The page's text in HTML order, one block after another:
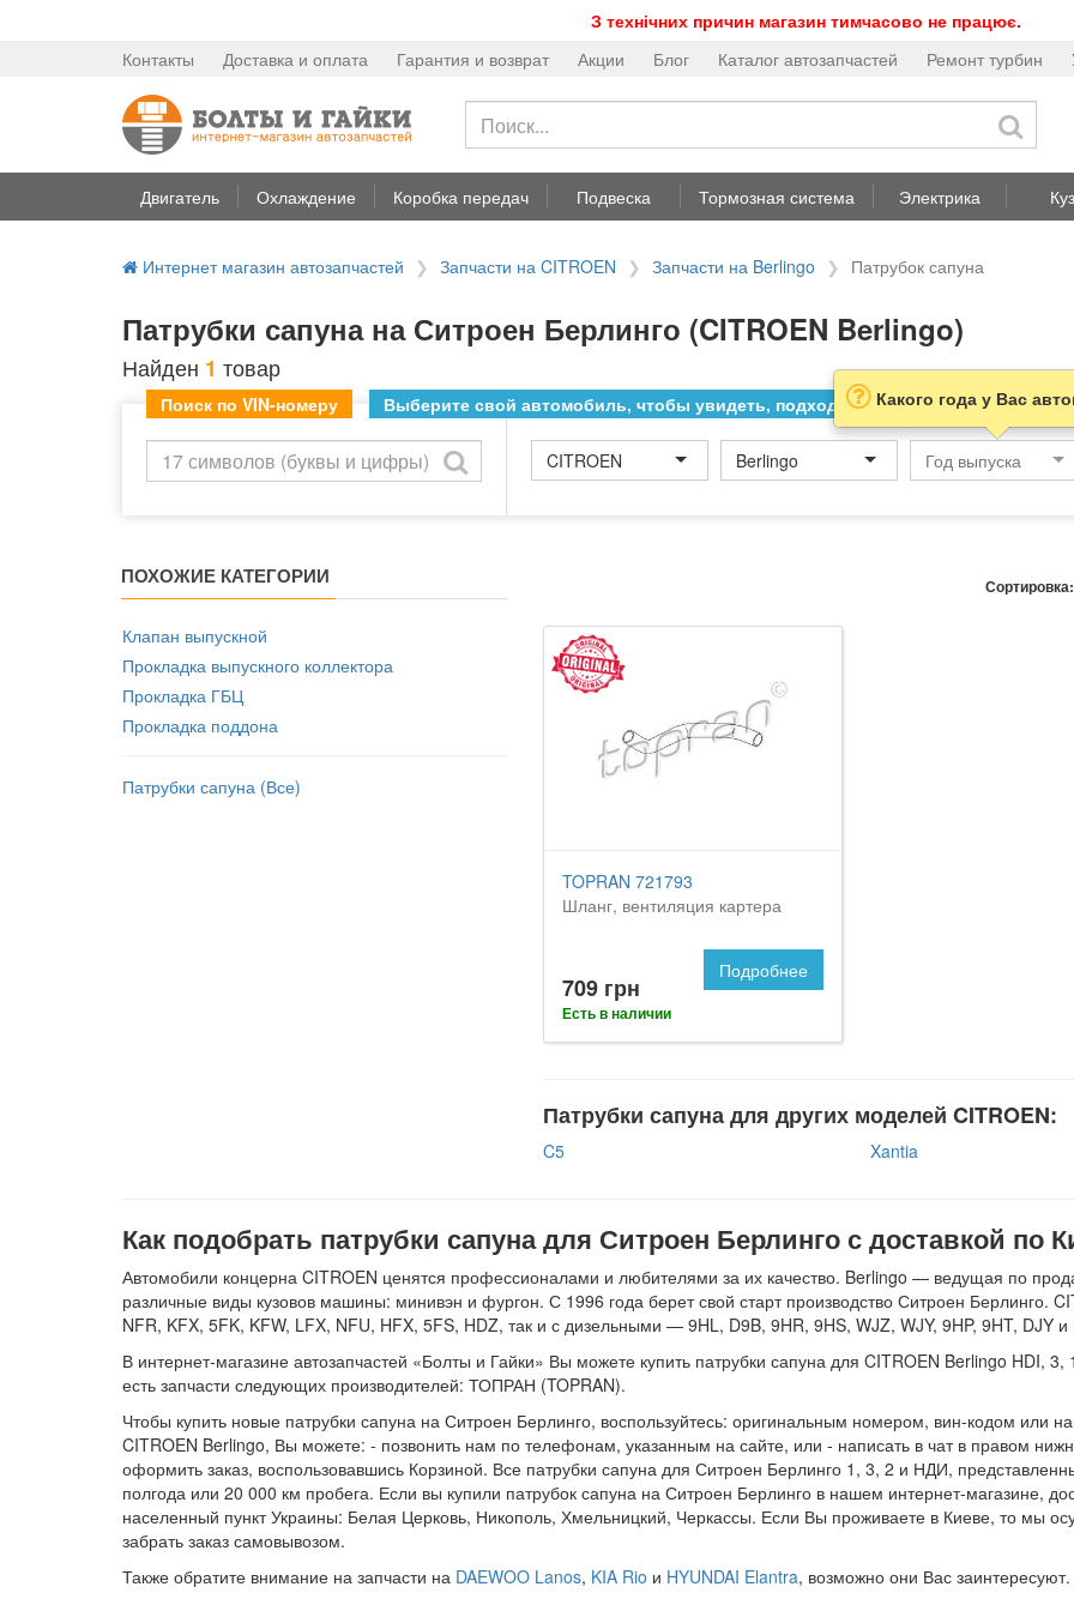
З технічних причин магазин тимчасово не працює.
Контакты Доставка и оплата Гарантия и возврат Акции Блог Каталог автозапчастей Ремонт турбин
Двигатель Охлаждение Коробка передач Подвеска Тормозная система Электрика
Интернет магазин автозапчастей Запчасти на CITROEN Запчасти на Berlingo Патрубок сапуна
Патрубки сапуна на Ситроен Берлинго (CITROEN Berlingo)
Найден 1 товар
Поиск по VIN-номеру Выберите свой автомобиль, чтобы увидеть, подходит ли товар к нему
CITROEN Berlingo
Какого года у Вас
ПОХОЖИЕ КАТЕГОРИИ
Клапан выпускной
Прокладка выпускного коллектора
Прокладка ГБЦ
Прокладка поддона
Патрубки сапуна (Все)
Сортировка:
TOPRAN 721793
Шланг, вентиляция картера
709 грн
Есть в наличии
Подробнее
Патрубки сапуна для других моделей CITROEN:
C5 Xantia
Как подобрать патрубки сапуна для Ситроен Берлинго с доставкой по
Автомобили концерна CITROEN ценятся профессионалами и любителями за их качество. Berlingo — ведущая по
различные виды кузовов машины: минивэн и фургон. С 1996 года берет свой старт производство Ситроен Берлинго.
NFR, KFX, 5FK, KFW, LFX, NFU, HFX, 5FS, HDZ, так и с дизельными — 9HL, D9B, 9HR, 9HS, WJZ, WJY, 9HP, 9HT, DJY и
В интернет-магазине автозапчастей «Болты и Гайки» Вы можете купить патрубки сапуна для CITROEN Berlingo HDI,
есть запчасти следующих производителей: ТОПРАН (TOPRAN).
Чтобы купить новые патрубки сапуна на Ситроен Берлинго, воспользуйтесь: оригинальным номером, вин-кодом или
CITROEN Berlingo, Вы можете: - позвонить нам по телефонам, указанным на сайте, или - написать в чат в правом
оформить заказ, воспользовавшись Корзиной. Все патрубки сапуна для Ситроен Берлинго 1, 3, 2 и НДИ,
полгода или 20 000 км пробега. Если вы купили патрубок сапуна на Ситроен Берлинго в нашем интернет-магазине,
населенный пункт Украины: Белая Церковь, Никополь, Хмельницкий, Черкассы. Если Вы проживаете в Киеве, то мы
забрать заказ самовывозом.
Также обратите внимание на запчасти на DAEWOO Lanos, KIA Rio и HYUNDAI Elantra, возможно они Вас заинтересуют.